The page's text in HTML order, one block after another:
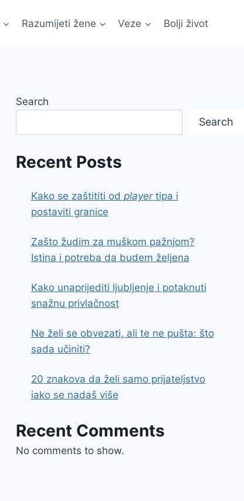
Razumijeti žene Veze Bolji život
Search
Search
Recent Posts
Kako se zaštititi od playertipa i
postaviti granice
Zašto žudim za muškom pažnjom?
Istina i potreba da budem željena
Kako unaprijediti ljubljenje i potaknuti
snažnu privlačnost
Ne želi se obvezati, ali te ne pušta: što
sada učiniti?
20 znakova da želi samo prijateljstvo
iako se nadaš više
Recent Comments
No comments to show.